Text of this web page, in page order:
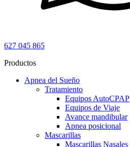
627 045 865
Productos
Apnea del Sueño
Tratamiento
Equipos AutoCPAP
Equipos de Viaje
Avance mandibular
Apnea posicional
Mascarillas
Mascarillas Nasales